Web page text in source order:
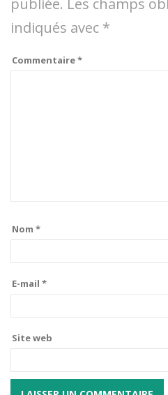
indiqués avec *
Commentaire*
Nom *
E-mail *
Site web